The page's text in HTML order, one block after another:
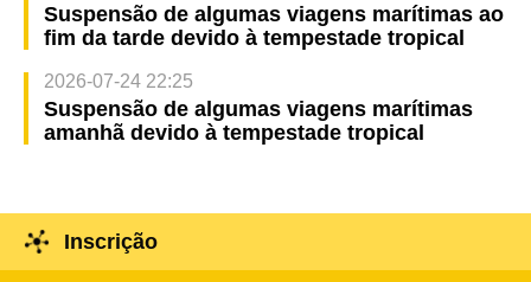
Suspensão de algumas viagens marítimas ao
fim da tarde devido à tempestade tropical
2026-07-24 22:25
Suspensão de algumas viagens marítimas
amanhã devido à tempestade tropical
Inscrição